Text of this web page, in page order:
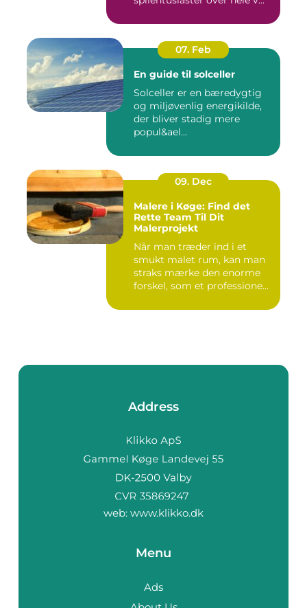
07. Feb
En guide til solceller
Solceller er en bæredygtig
og miljøvenlig energikilde,
der bliver stadig mere
popul&ael...
09. Dec
Malere i Køge: Find det
Rette Team Til Dit
Malerprojekt
Når man træder ind i et
smukt malet rum, kan man
straks mærke den enorme
forskel, som et professione...
Address
web: www.klikko.dk
Menu
Ads